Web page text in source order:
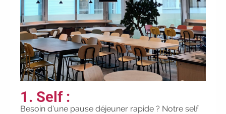
Rentrées 2026-2027 :consultez toutes
les dates
|
Trouvez votre
employeur :avec notre Job Board
|
Faites le point sur votre avenir pro :
effectuez votre bilan de compétences
#IFAidesdécouvrez nos aides
Participez à nos Jobs Datings -
entreprises, candidats, inscrivez-vous !
Participez à nosprochains
1. Self :
Besoin d’une pause déjeuner rapide ? Notre self